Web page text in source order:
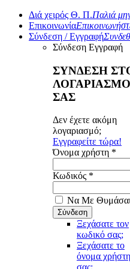
Διά χειρός Θ. Π.Παλιά
Επικοινωνία
Σύνδεση / Εγγραφή
Σύνδεση Εγγραφή
ΣΥΝΔΕΣΗ
ΛΟΓΑΡΙΑΣΜΟ
ΣΑΣ
Δεν έχετε ακόμη
λογαριασμό;
Εγγραφείτε τώρα!
Όνομα χρήστη *
Κωδικός *
Να Με
Ξεχάσατε τον
κωδικό σας;
Ξεχάσατε το
όνομα χρήστη